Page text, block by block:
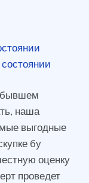
бывшем
наша
выгодные
бу
оценку
проведет